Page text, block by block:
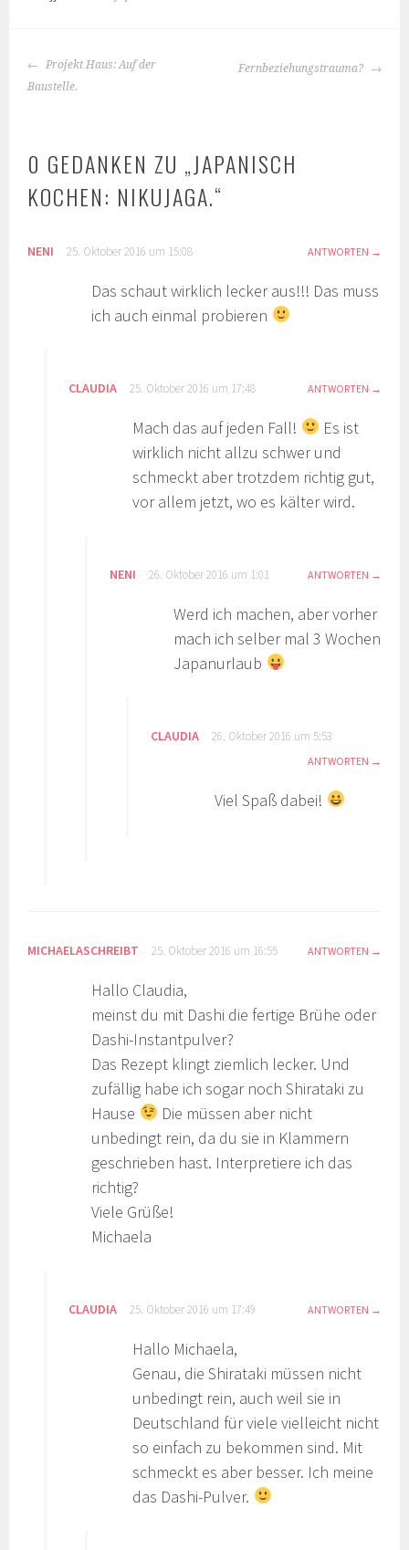
BEITRAGS-
NAVIGATION
Projekt Haus: Auf der
Baustelle.
Fernbeziehungstrauma?
0 GEDANKEN ZU „JAPANISCH
KOCHEN: NIKUJAGA.“
NENI 25. Oktober 2016 um 15:08 ANTWORTEN
Das schaut wirklich lecker aus!!! Das muss
ich auch einmal probieren
CLAUDIA 25. Oktober 2016 um 17:48 ANTWORTEN
Mach das auf jeden Fall!
Es ist
wirklich nicht allzu schwer und
schmeckt aber trotzdem richtig gut,
vor allem jetzt, wo es kälter wird.
NENI 26. Oktober 2016 um 1:01 ANTWORTEN
Werd ich machen, aber vorher
mach ich selber mal 3 Wochen
Japanurlaub
CLAUDIA 26. Oktober 2016 um 5:53
ANTWORTEN
Viel Spaß dabei!
MICHAELASCHREIBT 25. Oktober 2016 um 16:55 ANTWORTEN
Hallo Claudia,
meinst du mit Dashi die fertige Brühe oder
Dashi-Instantpulver?
Das Rezept klingt ziemlich lecker. Und
zufällig habe ich sogar noch Shirataki zu
Hause
Die müssen aber nicht
unbedingt rein, da du sie in Klammern
geschrieben hast. Interpretiere ich das
richtig?
Viele Grüße!
Michaela
CLAUDIA 25. Oktober 2016 um 17:49 ANTWORTEN
Hallo Michaela,
Genau, die Shirataki müssen nicht
unbedingt rein, auch weil sie in
Deutschland für viele vielleicht nicht
so einfach zu bekommen sind. Mit
schmeckt es aber besser. Ich meine
das Dashi-Pulver.